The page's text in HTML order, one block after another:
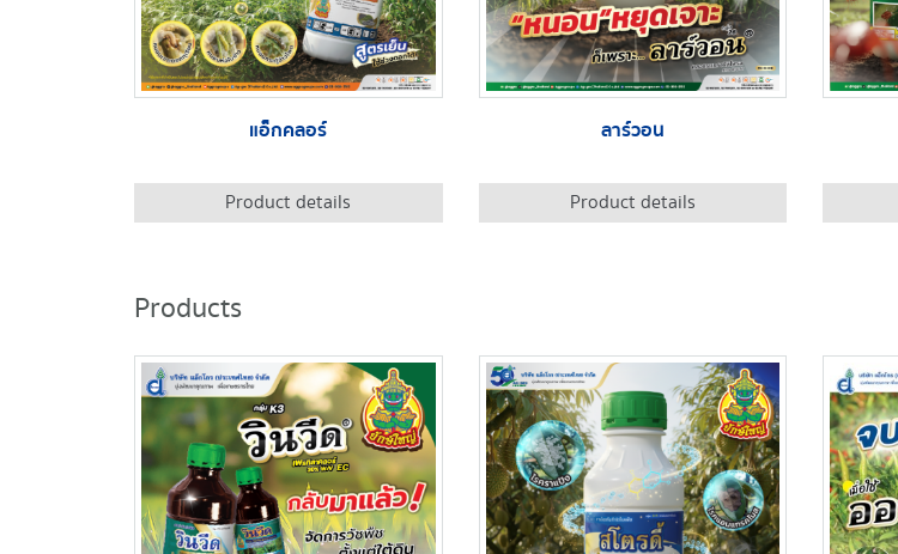
แอ็กคลอร์
Product details
ลาร์วอน
Product details
Products